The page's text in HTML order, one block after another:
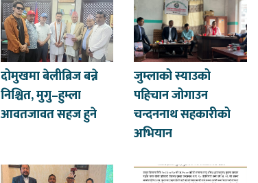
दोमुखमा बेलीब्रिज बन्ने
निश्चित, मुगु–हुम्ला
आवतजावत सहज हुने
जुम्लाको स्याउको
पहिचान जोगाउन
चन्दननाथ सहकारीको
अभियान